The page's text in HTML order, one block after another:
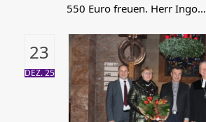
550 Euro freuen. Herr Ingo…
23
DEZ. 25